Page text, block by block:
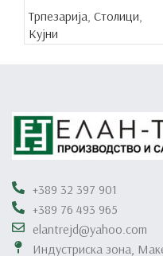
Трпезарија, Столици,
Кујни
+389 32 397 901
+389 76 493 965
elantrejd@yahoo.com
Индустриска зона,